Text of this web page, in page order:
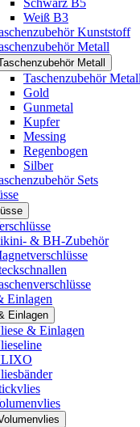
Schwarz B5
Weiß B3
Kunststoff
Metall
Metall
Taschenzubehör Metall
Gold
Gunmetal
Kupfer
Messing
Regenbogen
Silber
Sets
& BH-Zubehör
Einlagen
Einlagen
& Einlagen